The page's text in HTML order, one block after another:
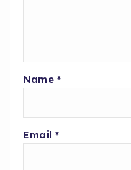
Name *
Email *